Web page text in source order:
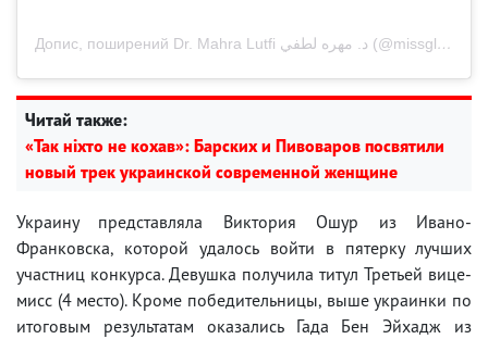
Допис, поширений Dr. Mahra Lutfi د. مهره لطفي (@missglobalpeace)
Читай также:
«Так ніхто не кохав»: Барских и Пивоваров посвятили
новый трек украинской современной женщине
Украину представляла Виктория Ошур из Ивано-
Франковска, которой удалось войти в пятерку лучших
участниц конкурса. Девушка получила титул Третьей вице-
мисс (4 место). Кроме победительницы, выше украинки по
итоговым результатам оказались Гада Бен Эйхадж из